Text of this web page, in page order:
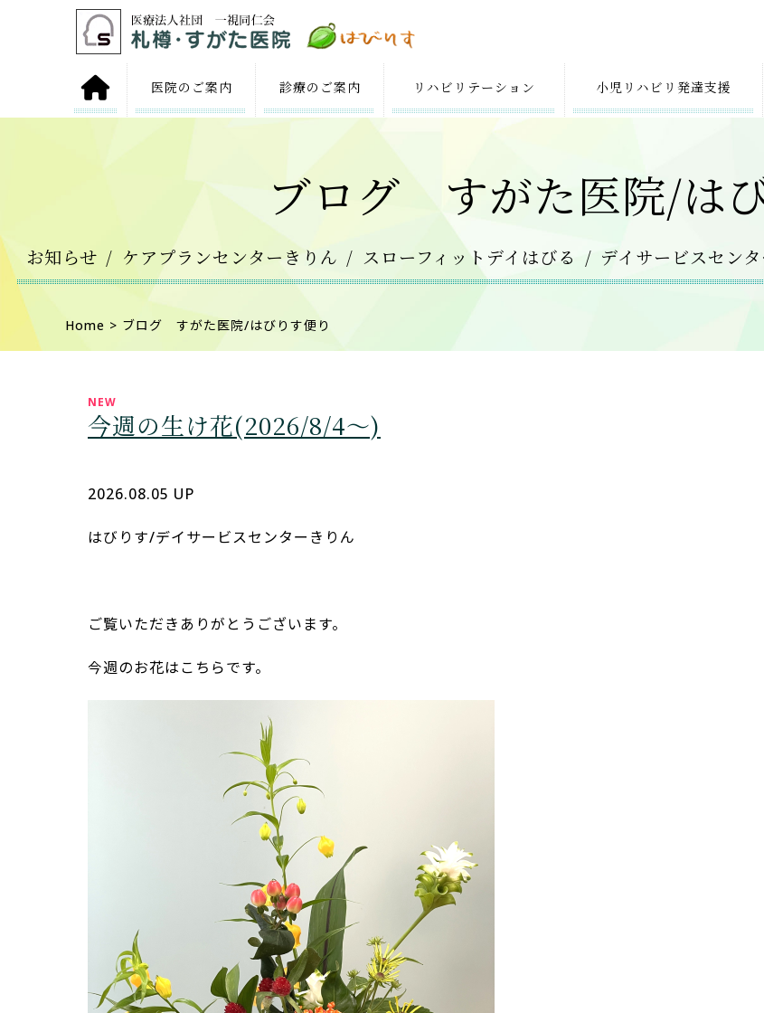
医院の ご案内 診療の ご案内 リハビリテーション 小児リハビリ 発達支援
ブログ すがた医院/は
お知らせ ケアプランセンターきりん スローフィットデイはびる デイサービスセン
Home > ブログ すがた医院/はびりす便り
今週の生け花(2026/8/4～)
2026.08.05 UP
はびりす/デイサービスセンターきりん
ご覧いただきありがとうございます。
今週のお花はこちらです。